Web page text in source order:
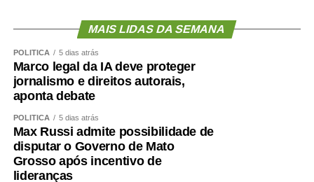
WhatsApp
Facebook
Twitter
Messenger
LinkedIn
Share
MAIS LIDAS DA SEMANA
POLÍTICA 5 dias atrás
Marco legal da IA deve proteger
jornalismo e direitos autorais,
aponta debate
POLÍTICA 5 dias atrás
Max Russi admite possibilidade de
disputar o Governo de Mato
Grosso após incentivo de
lideranças